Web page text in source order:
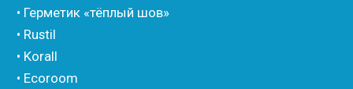
• ПСУЛ
• Ultima
• Дихтунгсбанд
• Фиброволокно
• Евроблок ИзоТехпро